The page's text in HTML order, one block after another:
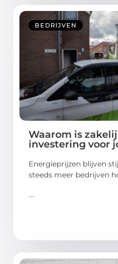
BEDRIJVEN
Waarom is
investering voor
Energieprijzen blijven
steeds meer bedrijven
...